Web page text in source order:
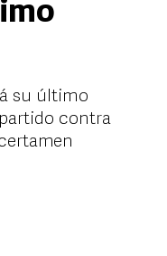
su último
contra